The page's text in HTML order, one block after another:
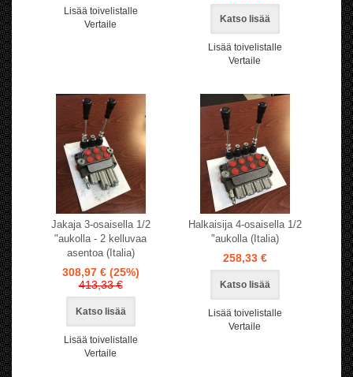
Lisää toivelistalle
Vertaile
Katso lisää
Lisää toivelistalle
Vertaile
Jakaja 3-osaisella 1/2
"aukolla - 2 kelluvaa
asentoa (Italia)
308,97 € (25%)
413,33 €
Katso lisää
Lisää toivelistalle
Vertaile
Halkaisija 4-osaisella 1/2
"aukolla (Italia)
258,33 €
Katso lisää
Lisää toivelistalle
Vertaile